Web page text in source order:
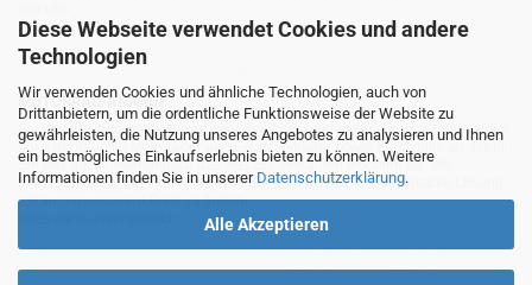
Diese Webseite verwendet Cookies und andere
Technologien
Wir verwenden Cookies und ähnliche Technologien, auch von
Drittanbietern, um die ordentliche Funktionsweise der Website zu
gewährleisten, die Nutzung unseres Angebotes zu analysieren und Ihnen
ein bestmögliches Einkaufserlebnis bieten zu können. Weitere
Informationen finden Sie in unserer Datenschutzerklärung.
Alle Akzeptieren
MOTORRAD-ANKAUF
Sie möchte Ihr altes Motorrad oder Ihre Motorradteile verkaufen ? Wir kaufen
auch gebrauchte Motorräder und Ersatzteilträger sowie Ersatzteile an. Bieten
Sie uns doch unverbindlich das was Sie verkaufen möchten an. Wir
bemühen uns dann eine sowohl für Sie als auch für uns akzeptable Lösung
mit angemessenem Preis zu finden.